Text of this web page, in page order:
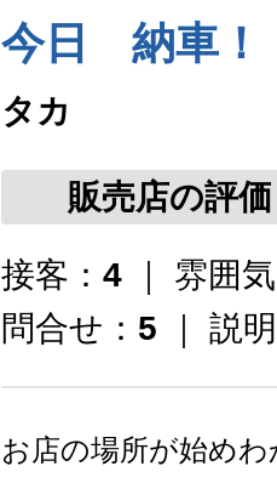
今日 納車！
タカ
販売店の評価
接客： 4 ｜ 雰囲
問合せ： 5 ｜ 説
お店の場所が始め